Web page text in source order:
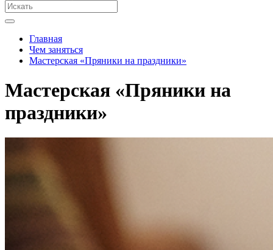
Главная
Чем заняться
Мастерская «Пряники на праздники»
Мастерская «Пряники на
праздники»